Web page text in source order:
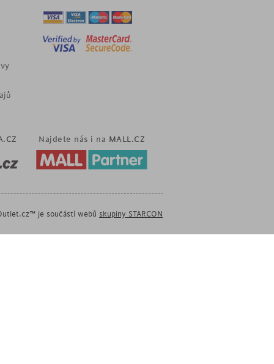
Najdete nás i na MALL.CZ
je součástí webů skupiny STARCON